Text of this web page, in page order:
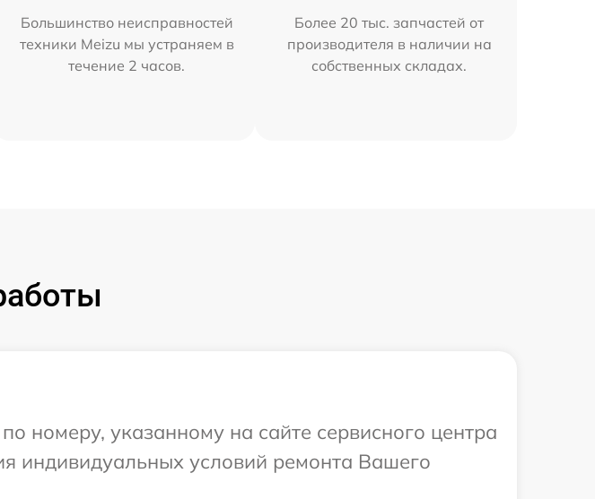
Большинство неисправностей
техники Meizu мы устраняем в
течение 2 часов.
Более 20 тыс. запчастей от
производителя в наличии на
собственных складах.
номеру, указанному на сайте сервисного центра
индивидуальных условий ремонта Вашего